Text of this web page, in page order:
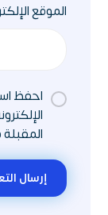
الموقع
احفظ
إرسال